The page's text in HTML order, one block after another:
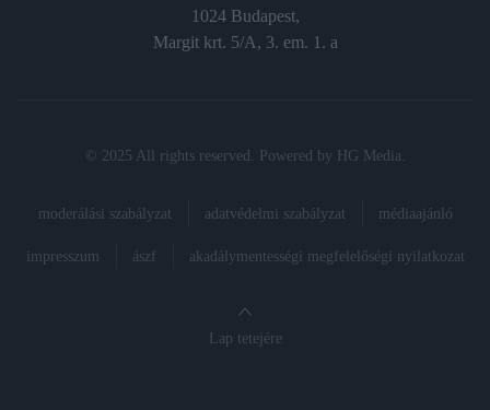
1024 Budapest,
Margit krt. 5/A, 3. em. 1. a
© 2025 All rights reserved. Powered by HG Media
moderálási szabályzat adatvédelmi szabályzat médiaajánló
impresszum ászf akadálymentességi megfelelőségi nyilatkozat
Lap tetejére